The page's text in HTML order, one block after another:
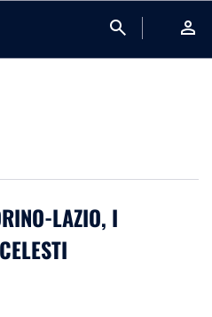
search person
LAZIO, I